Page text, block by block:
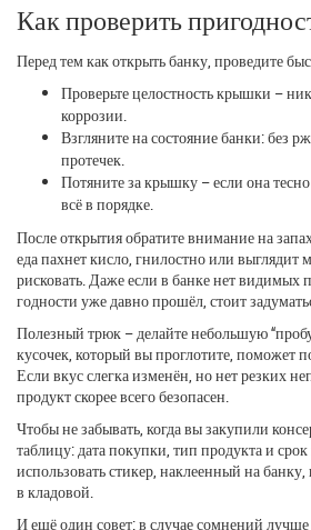
Как проверить
Перед тем как открыть банку, проведите
Проверьте целостность крышки –
коррозии.
Взгляните на состояние банки: без
протечек.
Потяните за крышку – если она
всё в порядке.
После открытия обратите внимание на
еда пахнет кисло, гнилостно или выглядит
рисковать. Даже если в банке нет видимых
годности уже давно прошёл, стоит
Полезный трюк – делайте небольшую
кусочек, который вы проглотите, поможет
Если вкус слегка изменён, но нет резких
продукт скорее всего безопасен.
Чтобы не забывать, когда вы закупили
таблицу: дата покупки, тип продукта и
использовать стикер, наклеенный на
в кладовой.
И ещё один совет: в случае сомнений